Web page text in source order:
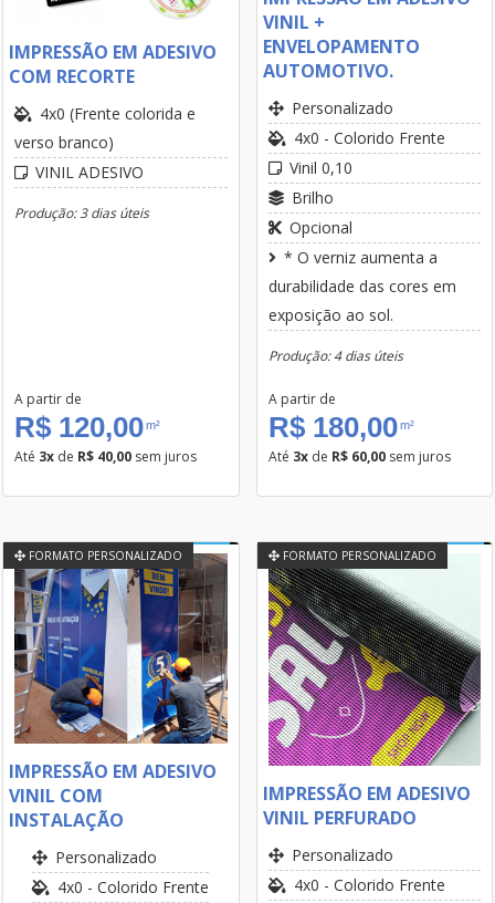
IMPRESSÃO EM ADESIVO
COM RECORTE
4x0 (Frente colorida e
verso branco)
VINIL ADESIVO
Produção: 3 dias úteis
A partir de
R$ 120,00m²
Até 3x de R$ 40,00 sem juros
VINIL +
ENVELOPAMENTO
AUTOMOTIVO.
Personalizado
4x0 - Colorido Frente
Vinil 0,10
Brilho
Opcional
* O verniz aumenta a
durabilidade das cores em
exposição ao sol.
Produção: 4 dias úteis
A partir de
R$ 180,00 m²
Até 3xde R$ 60,00sem juros
FORMATO PERSONALIZADO
IMPRESSÃO EM ADESIVO
VINIL COM
INSTALAÇÃO
Personalizado
4x0 - Colorido Frente
FORMATO PERSONALIZADO
IMPRESSÃO EM ADESIVO
VINIL PERFURADO
Personalizado
4x0 - Colorido Frente